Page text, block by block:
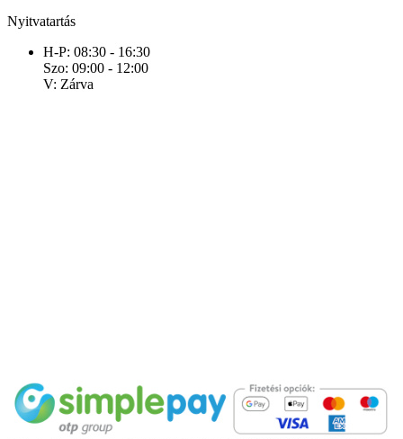
Nyitvatartás
H-P: 08:30 - 16:30
Szo: 09:00 - 12:00
V: Zárva